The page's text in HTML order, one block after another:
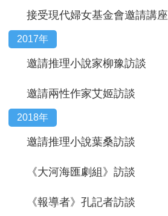
接受現代婦女基金會邀請講座
2017年
邀請推理小說家柳豫訪談
邀請兩性作家艾姬訪談
2018年
邀請推理小說葉桑訪談
《大河海匯劇組》訪談
《報導者》孔記者訪談